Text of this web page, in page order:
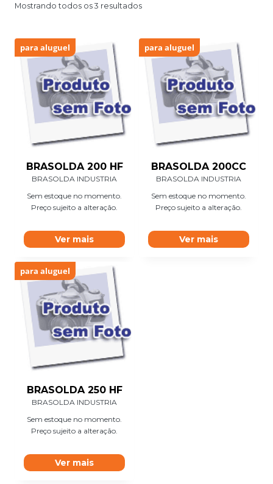
Mostrando todos os 3 resultados
para aluguel
BRASOLDA 200 HF
BRASOLDA INDUSTRIA
Sem estoque no momento.
Preço sujeito a alteração.
Ver mais
para aluguel
BRASOLDA 200CC
BRASOLDA INDUSTRIA
Sem estoque no momento.
Preço sujeito a alteração.
Ver mais
para aluguel
BRASOLDA 250 HF
BRASOLDA INDUSTRIA
Sem estoque no momento.
Preço sujeito a alteração.
Ver mais